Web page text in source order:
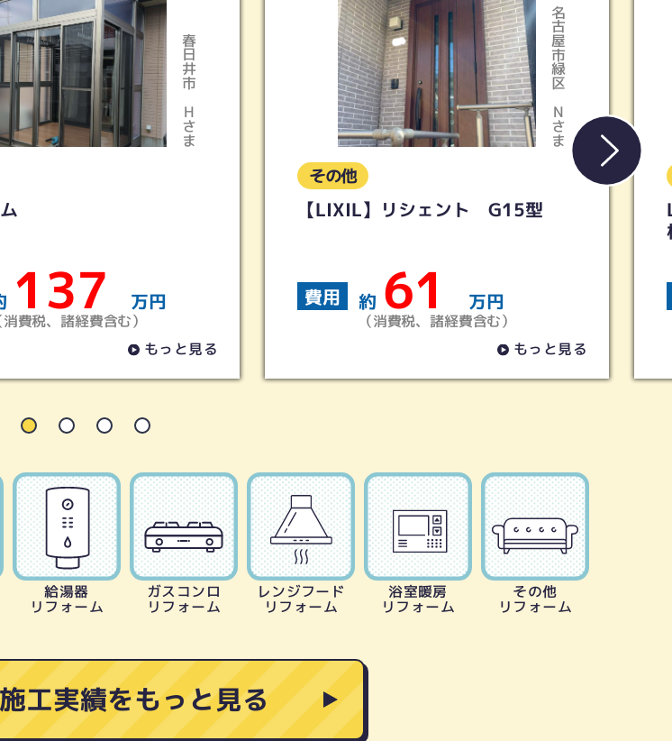
春日井市
Hさま
万円
含む）
名古屋市緑区
Nさま
【LIXIL】リシェント G15型
61 万円
（消費税、諸経費含む）
その他
LIXIL ウ
根・フェン
給湯器
リフォーム
ガスコンロ
リフォーム
レンジフード
リフォーム
浴室暖房
リフォーム
その他
リフォーム
工実績をもっと見る